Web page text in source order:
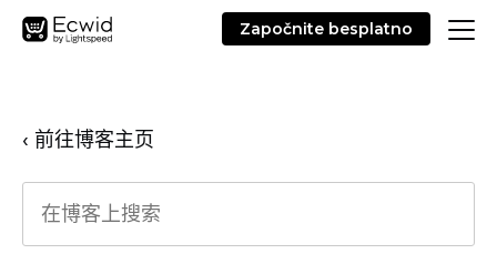
Započnite besplatno
‹ 前往博客主页